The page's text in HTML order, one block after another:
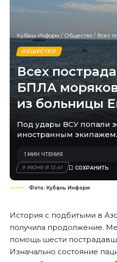
Кубань Информ / Общество / Всех
ОБЩЕСТВО
Всех
БПЛА
из больницы
Под удары ВСУ попали
иностранным экипажем.
9 ИЮНЯ В 13:41
1 МИН ЧТЕНИЯ
Фото: Кубань Информ
История с подбитыми в
получила продолжение.
помощь шести
Изначально состояние